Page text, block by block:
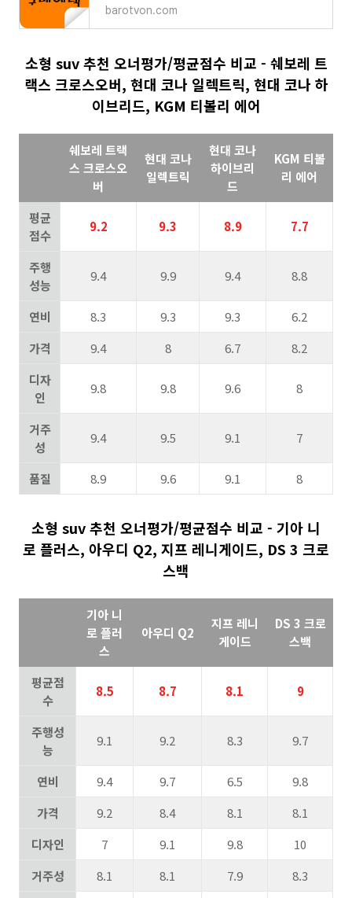
barotvon.com
소형 suv 추천 오너평가/평균점수 비교 - 쉐보레 트
랙스 크로스오버, 현대 코나 일렉트릭, 현대 코나 하
이브리드, KGM 티볼리 에어
쉐보레 트랙
스 크로스오
버
현대 코나
일렉트릭
현대 코나
하이브리
드
KGM 티볼
리 에어
평균
점수
9.2 9.3 8.9 7.7
주행
성능
9.4 9.9 9.4 8.8
연비 8.3 9.3 9.3
6.2
가격
9.4 8 6.7
8.2
디자
인
9.8 9.8 9.6 8
거주
성
9.4 9.5 9.1 7
품질 8.9 9.6 9.1 8
소형 suv 추천 오너평가/평균점수 비교 - 기아 니
로 플러스, 아우디 Q2, 지프 레니게이드, DS 3 크로
스백
기아 니
로 플러
스
아우디 Q2
지프 레니
게이드
DS 3 크로
스백
평균점
수
8.5 8.7 8.1 9
주행성
능
9.1 9.2 8.3 9.7
연비 9.4 9.7 6.5
9.8
가격
9.2 8.4 8.1
8.1
디자인
7 9.1 9.8
10
거주성
8.1 8.1 7.9
8.3